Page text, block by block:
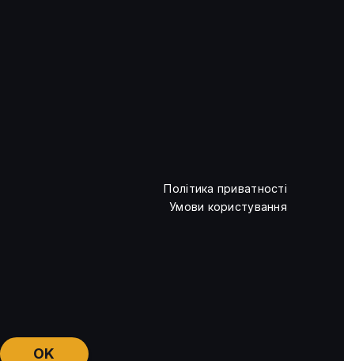
Політика приватності
Умови користування
OK